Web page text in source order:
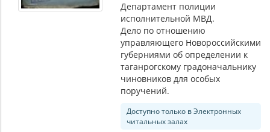
Департамент полиции
исполнительной МВД.
Дело по отношению
управляющего Новороссийскими
губерниями об определении к
таганрогскому градоначальнику
чиновников для особых
поручений.
Доступно только в Электронных
читальных залах